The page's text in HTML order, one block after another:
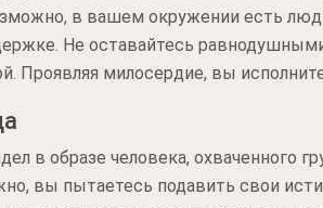
в вашем окружении есть
Не оставайтесь
Проявляя милосердие, вы
в образе человека, охваченного
вы пытаетесь подавить свои